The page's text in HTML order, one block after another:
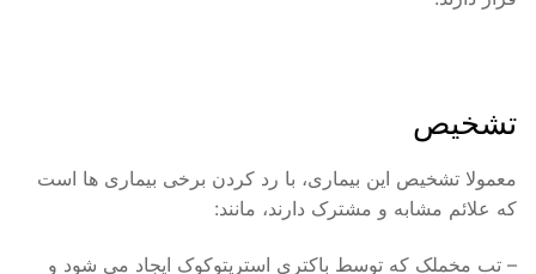
تشخیص
معمولا تشخیص این بیماری، با رد کردن برخی بیماری ها است
که علائم مشابه و مشترک دارند، مانند:
– تب مخملک که توسط باکتری استرپتوکوک ایجاد می شود و